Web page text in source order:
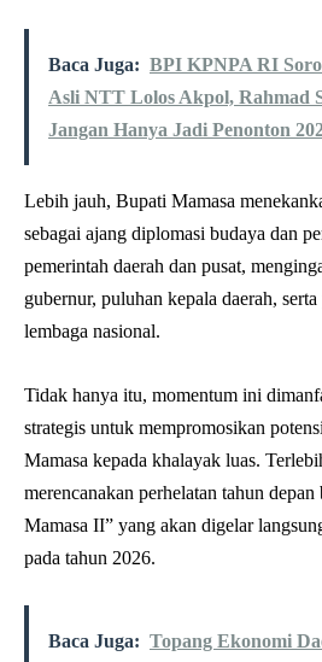
Baca Juga: BPI KPNPA RI
Asli NTT Lolos Akpol, Rahmad
Jangan Hanya Jadi Penonton
Lebih jauh, Bupati Mamasa
sebagai ajang diplomasi budaya dan
pemerintah daerah dan pusat,
gubernur, puluhan kepala daerah,
lembaga nasional.
Tidak hanya itu, momentum ini
strategis untuk mempromosikan
Mamasa kepada khalayak luas.
merencanakan perhelatan tahun
Mamasa II” yang akan digelar
pada tahun 2026.
Baca Juga: Topang Ekonomi